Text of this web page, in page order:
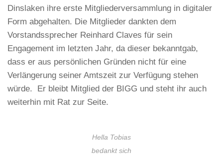
Dinslaken ihre erste Mitgliederversammlung in digitaler
Form abgehalten. Die Mitglieder dankten dem
Vorstandssprecher Reinhard Claves für sein
Engagement im letzten Jahr, da dieser bekanntgab,
dass er aus persönlichen Gründen nicht für eine
Verlängerung seiner Amtszeit zur Verfügung stehen
würde. Er bleibt Mitglied der BIGG und steht ihr auch
weiterhin mit Rat zur Seite.
Hella Tobias
bedankt sich